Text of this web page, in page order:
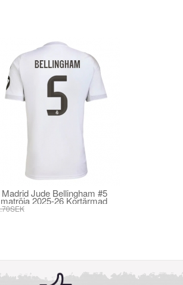
Jude Bellingham #5
2025-26 Kortärmad